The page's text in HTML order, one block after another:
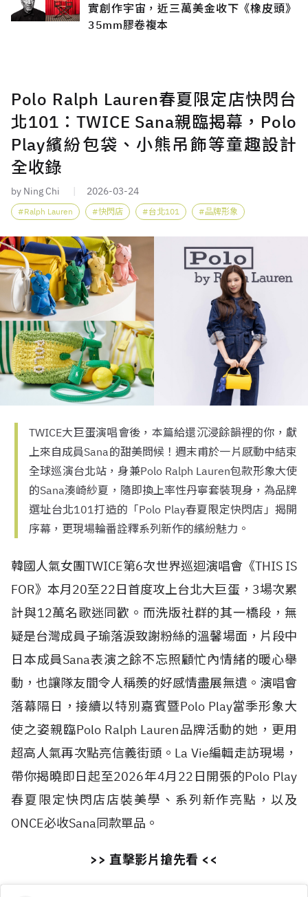
實創作宇宙，近三萬美金收下《橡皮頭》
35mm膠卷複本
Polo Ralph Lauren春夏限定店快閃台
北101：TWICE Sana親臨揭幕，Polo
Play繽紛包袋、小熊吊飾等童趣設計
全收錄
by Ning Chi 2026-03-24
Ralph Lauren 快閃店 台北101 品牌形象
TWICE大巨蛋演唱會後，本篇給還沉浸餘韻裡的你，獻
上來自成員Sana的甜美問候！週末甫於一片感動中結束
全球巡演台北站，身兼Polo Ralph Lauren包款形象大使
的Sana湊崎紗夏，隨即換上率性丹寧套裝現身，為品牌
選址台北101打造的「Polo Play春夏限定快閃店」揭開
序幕，更現場輪番詮釋系列新作的繽紛魅力。
韓國人氣女團TWICE第6次世界巡迴演唱會《THIS IS
FOR》本月20至22日首度攻上台北大巨蛋，3場次累
計與12萬名歌迷同歡。而洗版社群的其一橋段，無
疑是台灣成員子瑜落淚致謝粉絲的溫馨場面，片段中
日本成員Sana表演之餘不忘照顧忙內情緒的暖心舉
動，也讓隊友間令人稱羨的好感情盡展無遺。演唱會
落幕隔日，接續以特別嘉賓暨Polo Play當季形象大
使之姿親臨Polo Ralph Lauren品牌活動的她，更用
超高人氣再次點亮信義街頭。La Vie編輯走訪現場，
帶你揭曉即日起至2026年4月22日開張的Polo Play
春夏限定快閃店店裝美學、系列新作亮點，以及
ONCE必收Sana同款單品。
>> 直擊影片搶先看 <<